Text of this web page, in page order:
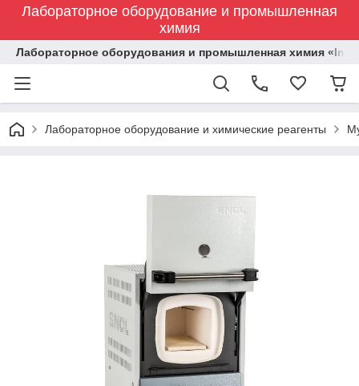
Лабораторное оборудование и промышленная
химия
Лабораторное оборудования и промышленная химия
Лабораторное оборудование и химические реагенты